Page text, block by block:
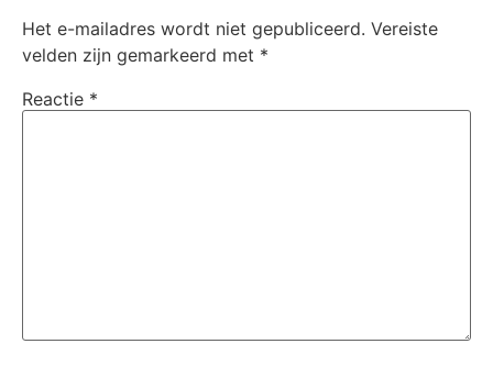
Het e-mailadres wordt niet gepubliceerd. Vereiste
velden zijn gemarkeerd met *
Reactie *